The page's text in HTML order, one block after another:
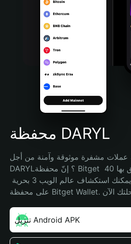
Português (Portugal)
Bahasa Indonesia
Português (Brasil)
Español (Argentina)
محفظة DARYL
مشفرة موثوقة وآمنة من أجل
DARYL؟ إنّ محفظة Bitget خيارك الأفضل. حيث يثق بها 40
تنزيل Android APK